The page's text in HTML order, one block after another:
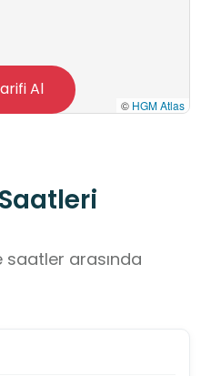
© HGM Atlas
Al
saatler arasında